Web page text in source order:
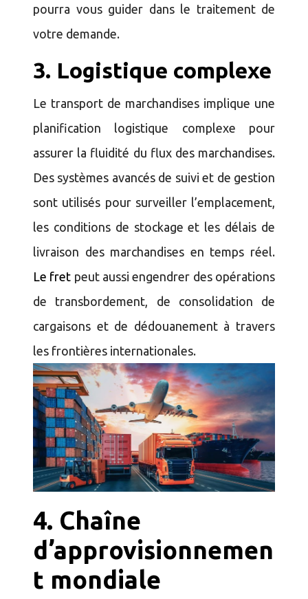
pourra vous guider dans le traitement de
votre demande.
3. Logistique complexe
Le transport de marchandises implique une
planification logistique complexe pour
assurer la fluidité du flux des marchandises.
Des systèmes avancés de suivi et de gestion
sont utilisés pour surveiller l’emplacement,
les conditions de stockage et les délais de
livraison des marchandises en temps réel.
Le fret peut aussi engendrer des opérations
de transbordement, de consolidation de
cargaisons et de dédouanement à travers
les frontières internationales.
4. Chaîne
d’approvisionnemen
t mondiale